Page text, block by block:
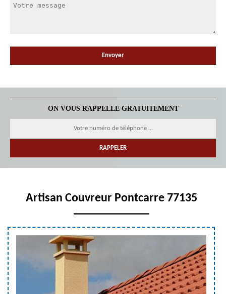
ON VOUS RAPPELLE GRATUITEMENT
Artisan Couvreur Pontcarre 77135